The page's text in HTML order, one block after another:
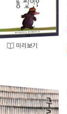
미리보기